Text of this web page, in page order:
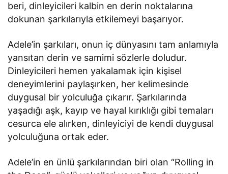
beri, dinleyicileri kalbin en derin noktalarına
dokunan şarkılarıyla etkilemeyi başarıyor.
Adele’in şarkıları, onun iç dünyasını tam anlamıyla
yansıtan derin ve samimi sözlerle doludur.
Dinleyicileri hemen yakalamak için kişisel
deneyimlerini paylaşırken, her kelimesinde
duygusal bir yolculuğa çıkarır. Şarkılarında
yaşadığı aşk, kayıp ve hayal kırıklığı gibi temaları
cesurca ele alırken, dinleyiciyi de kendi duygusal
yolculuğuna ortak eder.
Adele’in en ünlü şarkılarından biri olan “Rolling in